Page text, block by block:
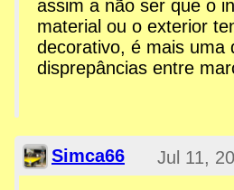
assim a não ser que o
material ou o exterior
decorativo, é mais uma
disprepâncias entre
Simca66 Jul 11,